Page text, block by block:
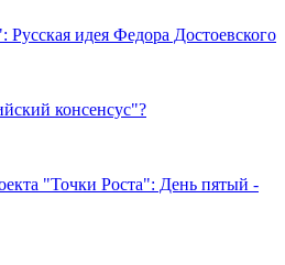
Русская идея Федора Достоевского
консенсус"?
"Точки Роста": День пятый -